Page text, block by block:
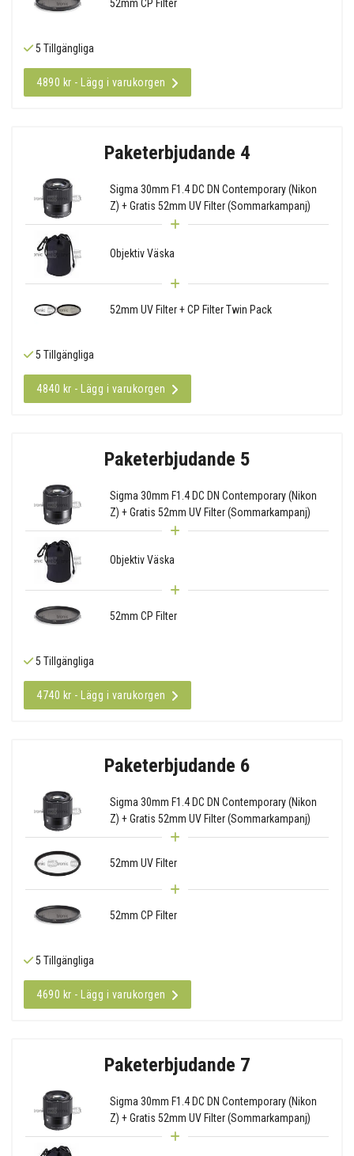
52mm CP Filter
5 Tillgängliga
4890 kr - Lägg i varukorgen
Paketerbjudande 4
Sigma 30mm F1.4 DC DN Contemporary (Nikon
Z) + Gratis 52mm UV Filter (Sommarkampanj)
Objektiv Väska
52mm UV Filter + CP Filter Twin Pack
5 Tillgängliga
4840 kr - Lägg i varukorgen
Paketerbjudande 5
Sigma 30mm F1.4 DC DN Contemporary (Nikon
Z) + Gratis 52mm UV Filter (Sommarkampanj)
Objektiv Väska
52mm CP Filter
5 Tillgängliga
4740 kr - Lägg i varukorgen
Paketerbjudande 6
Sigma 30mm F1.4 DC DN Contemporary (Nikon
Z) + Gratis 52mm UV Filter (Sommarkampanj)
52mm UV Filter
52mm CP Filter
5 Tillgängliga
4690 kr - Lägg i varukorgen
Paketerbjudande 7
Sigma 30mm F1.4 DC DN Contemporary (Nikon
Z) + Gratis 52mm UV Filter (Sommarkampanj)